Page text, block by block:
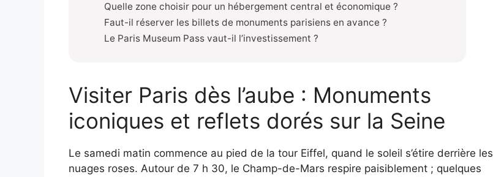
Quelle zone choisir pour un hébergement central et économique ?
Faut-il réserver les billets de monuments parisiens en avance ?
Le Paris Museum Pass vaut-il l’investissement ?
Visiter Paris dès l’aube : Monuments
iconiques et reflets dorés sur la Seine
Le samedi matin commence au pied de la tour Eiffel, quand le soleil s’étire derrière les
nuages roses. Autour de 7 h 30, le Champ-de-Mars respire paisiblement ; quelques